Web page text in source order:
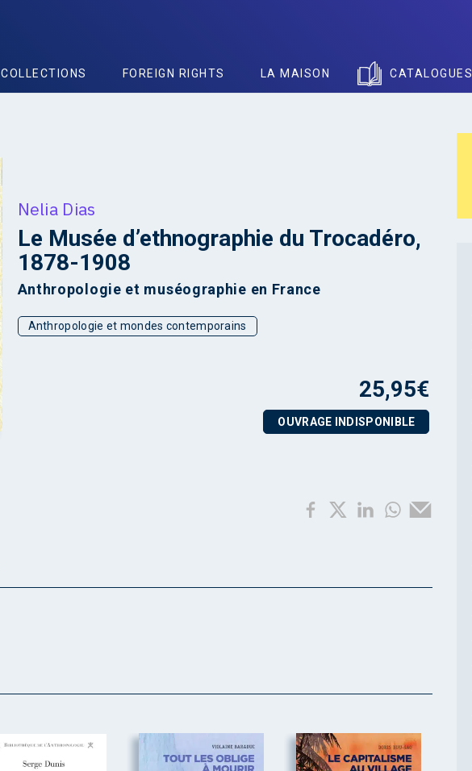
COLLECTIONS FOREIGN RIGHTS LA MAISON CATALOGUES
Nelia Dias
Le Musée d’ethnographie du Trocadéro,
1878-1908
Anthropologie et muséographie en France
Anthropologie et mondes contemporains
25,95€
OUVRAGE INDISPONIBLE